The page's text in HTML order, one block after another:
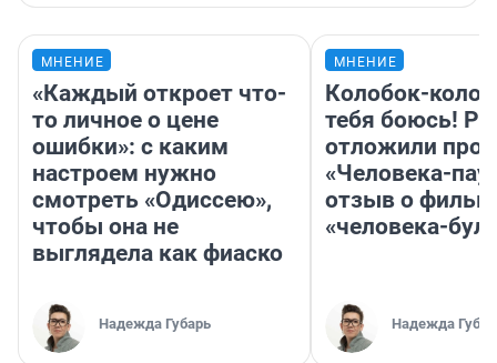
МНЕНИЕ
«Каждый откроет что-
то личное о цене
ошибки»: с каким
настроем нужно
смотреть «Одиссею»,
чтобы она не
выглядела как фиаско
Надежда Губарь
МНЕНИЕ
Колобок-
тебя боюсь!
отложили
«Человека-
отзыв о
«человека-
Надежда